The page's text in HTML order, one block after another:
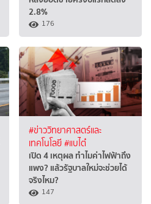
2.8%
176
#ข่าววิทยาศาสตร์และ
เทคโนโลยี#แบไต๋
เปิด 4 เหตุผล ทำไมค่าไฟฟ้าถึง
แพง? แล้วรัฐบาลใหม่จะช่วยได้
จริงไหม?
147